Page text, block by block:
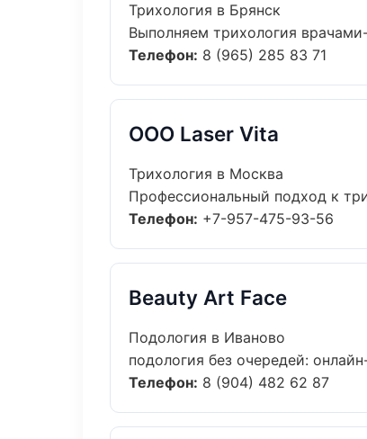
Трихология в Брянск
Выполняем трихология
Телефон: 8 (965) 285 83 71
ООО Laser Vita
Трихология в Москва
Профессиональный подход к
Телефон: +7-957-475-93-56
Beauty Art Face
Подология в Иваново
подология без очередей:
Телефон: 8 (904) 482 62 87